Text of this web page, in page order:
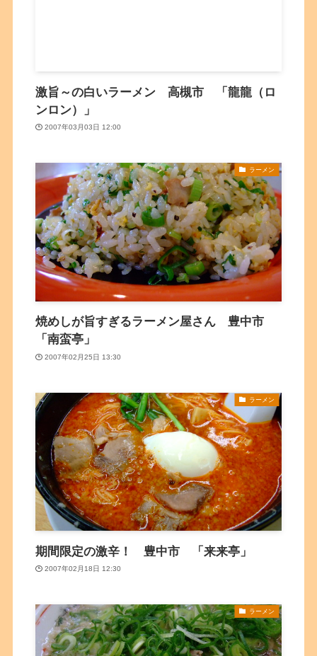
激旨～の白いラーメン 高槻市 「龍龍（ロ
ンロン）」
2007年03月03日 12:00
ラーメン
焼めしが旨すぎるラーメン屋さん 豊中市
「南蛮亭」
2007年02月25日 13:30
ラーメン
期間限定の激辛！ 豊中市 「来来亭」
2007年02月18日 12:30
ラーメン